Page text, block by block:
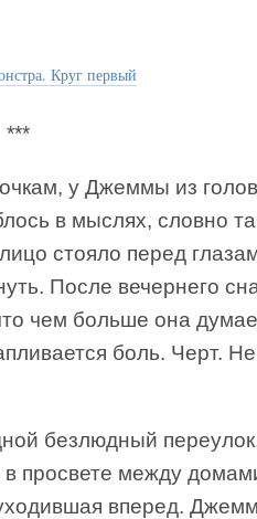
Круг первый
***
у Джеммы из
в мыслях, словно
стояло перед
После вечернего
чем больше она
боль. Черт.
безлюдный
просвете между
вперед.